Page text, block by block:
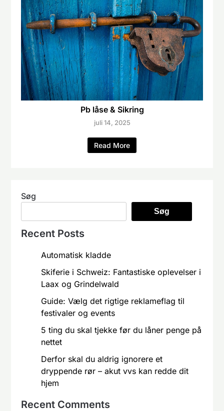
Pb låse & Sikring
juli 14, 2025
Read More
Søg
Søg
Recent Posts
Automatisk kladde
Skiferie i Schweiz: Fantastiske oplevelser i
Laax og Grindelwald
Guide: Vælg det rigtige reklameflag til
festivaler og events
5 ting du skal tjekke før du låner penge på
nettet
Derfor skal du aldrig ignorere et
dryppende rør – akut vvs kan redde dit
hjem
Recent Comments